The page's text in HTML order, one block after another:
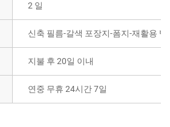
2 일
신축 필름-갈색 포장지-폼지-재활용 벨
지불 후 20일 이내
연중 무휴 24시간 7일